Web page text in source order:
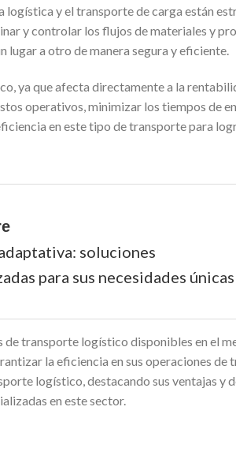
logística y el transporte de carga están
y controlar los flujos de materiales y
lugar a otro de manera segura y eficiente.
ya que afecta directamente a la
operativos, minimizar los tiempos de
en este tipo de transporte para
soluciones
para sus necesidades únicas
transporte logístico disponibles en el
la eficiencia en sus operaciones de
logístico, destacando sus ventajas y
en este sector.